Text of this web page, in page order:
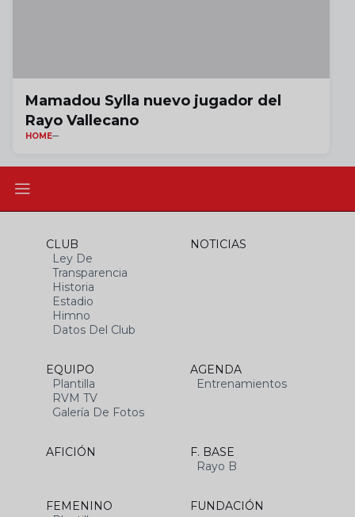
Mamadou Sylla nuevo jugador del
Rayo Vallecano
HOME
CLUB
Ley De
Transparencia
Historia
Estadio
Himno
Datos Del Club
NOTICIAS
EQUIPO
Plantilla
RVM TV
Galería De Fotos
AGENDA
Entrenamientos
AFICIÓN
F. BASE
Rayo B
FEMENINO
FUNDACIÓN